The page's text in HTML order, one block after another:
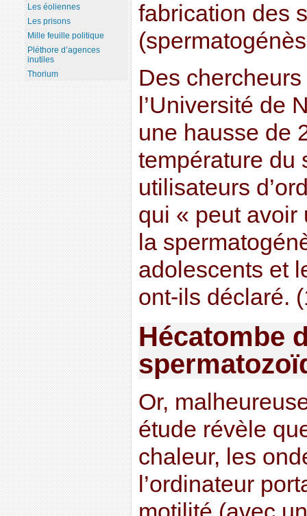
fabrication des
Des
l’Université de
une hausse de
température du
utilisateurs
qui « peut avoir
la
adolescents et
ont-ils déclaré.
Hécatombe
Or,
étude révèle
chaleur, les
l’ordinateur
Les éoliennes
Les prisons
Mille feuille politique
Pléthore d’agences
inutiles
Thorium